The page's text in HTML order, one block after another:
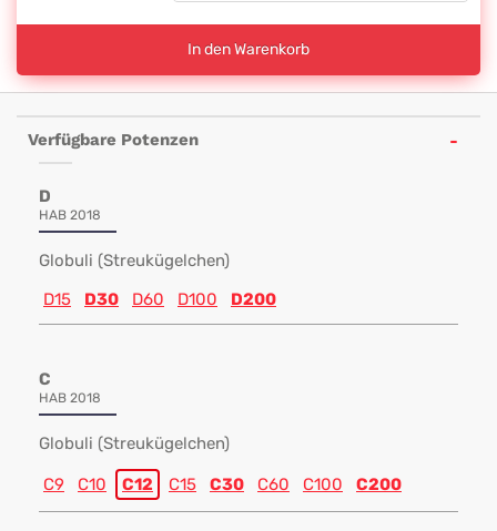
In den Warenkorb
Verfügbare Potenzen
D
HAB 2018
Globuli (Streukügelchen)
D15
D30 D60 D100 D200
C
HAB 2018
Globuli (Streukügelchen)
C9 C10 C12 C15 C30 C60 C100 C200